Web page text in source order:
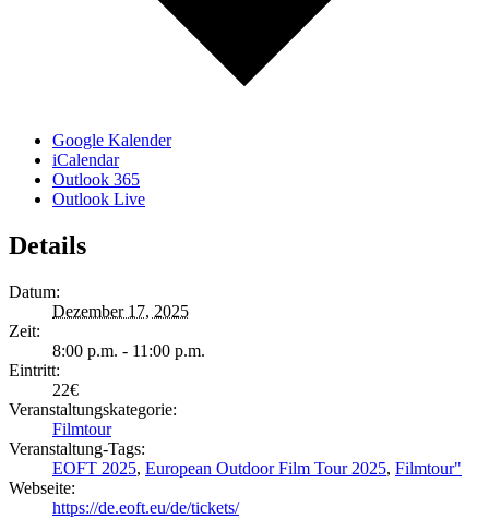
Google Kalender
iCalendar
Outlook 365
Outlook Live
Details
Datum:
Dezember 17, 2025
Zeit:
8:00 p.m. - 11:00 p.m.
Eintritt:
22€
Veranstaltungskategorie:
Filmtour
Veranstaltung-Tags:
EOFT 2025, European Outdoor Film Tour 2025, Filmtour"
Webseite:
https://de.eoft.eu/de/tickets/